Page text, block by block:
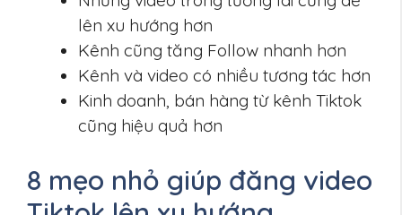
lên xu hướng hơn
Kênh cũng tăng Follow nhanh hơn
Kênh và video có nhiều tương tác hơn
Kinh doanh, bán hàng từ kênh Tiktok
cũng hiệu quả hơn
8 mẹo nhỏ giúp đăng video